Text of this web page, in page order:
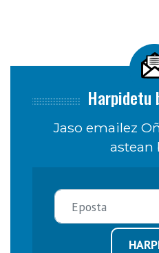
Harpidetu
Jaso emailez
astean